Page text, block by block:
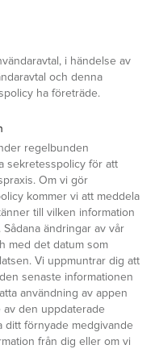
i händelse av
och denna
ha företräde.
regelbunden
sekretesspolicy för att
Om vi gör
kommer vi att meddela
till vilken information
ändringar av vår
med det datum som
Vi uppmuntrar dig att
senaste informationen
användning av appen
av den uppdaterade
ditt förnyade medgivande
från dig eller om vi